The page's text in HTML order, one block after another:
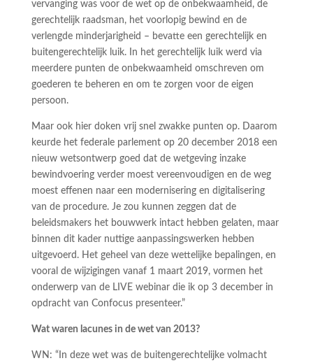
vervanging was voor de wet op de onbekwaamheid, de
gerechtelijk raadsman, het voorlopig bewind en de
verlengde minderjarigheid – bevatte een gerechtelijk en
buitengerechtelijk luik. In het gerechtelijk luik werd via
meerdere punten de onbekwaamheid omschreven om
goederen te beheren en om te zorgen voor de eigen
persoon.
Maar ook hier doken vrij snel zwakke punten op. Daarom
keurde het federale parlement op 20 december 2018 een
nieuw wetsontwerp goed dat de wetgeving inzake
bewindvoering verder moest vereenvoudigen en de weg
moest effenen naar een modernisering en digitalisering
van de procedure. Je zou kunnen zeggen dat de
beleidsmakers het bouwwerk intact hebben gelaten, maar
binnen dit kader nuttige aanpassingswerken hebben
uitgevoerd. Het geheel van deze wettelijke bepalingen, en
vooral de wijzigingen vanaf 1 maart 2019, vormen het
onderwerp van de LIVE webinar die ik op 3 december in
opdracht van Confocus presenteer.”
Wat waren lacunes in de wet van 2013?
WN: “In deze wet was de buitengerechtelijke volmacht